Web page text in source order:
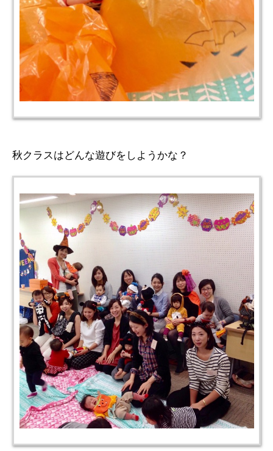
秋クラスはどんな遊びをしようかな？